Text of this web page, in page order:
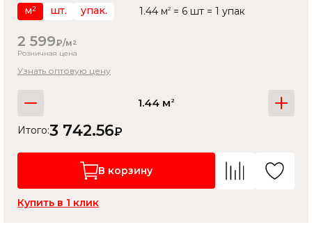
м2 шт. упак. 1.44 м2 = 6 шт = 1 упак
2 599₽/м2
Розничная цена
Узнать оптовую цену
1.44 м 2
Итого:3 742.56₽
В корзину
Купить в 1 клик